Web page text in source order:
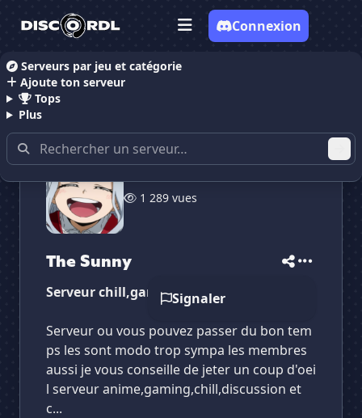
Serveurs par jeu et catégorie
Ajoute ton serveur
Tops
Plus
Connexion
Accueil Serveurs Discord Communauté
1 289 vues
The Sunny
Signaler
Serveur chill,gaming,anime
Serveur ou vous pouvez passer du bon tem
ps les sont modo trop sympa les membres
aussi je vous conseille de jeter un coup d'oei
l serveur anime,gaming,chill,discussion et
c...
Vote pour
✕
The Sunny
✕
Es-tu sûr de vouloir supprimer ton avis de ce
✕
The Sunny